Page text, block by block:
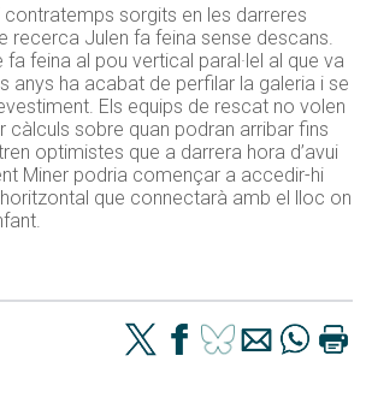
sorgits en les darreres
recerca Julen fa feina sense descans.
feina al pou vertical paral·lel al que va
anys ha acabat de perfilar la galeria i se
Els equips de rescat no volen
càlculs sobre quan podran arribar fins
optimistes que a darrera hora d’avui
Miner podria començar a accedir-hi
que connectarà amb el lloc on